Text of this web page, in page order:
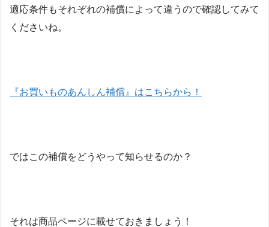
適応条件もそれぞれの補償によって違うので確認してみて
くださいね。
『お買いものあんしん補償』はこちらから！
ではこの補償をどうやって知らせるのか？
それは商品ページに載せておきましょう！